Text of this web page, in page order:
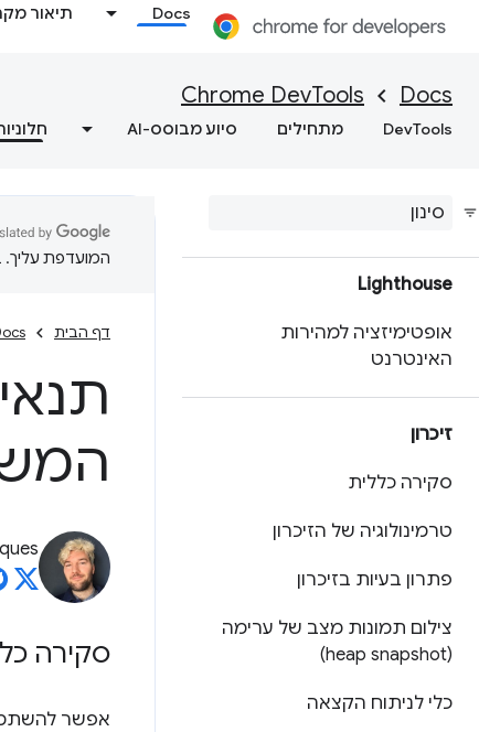
Docs תיאור
Docs
Chrome DevTools
DevTools מתחילים סיוע מבוסס-AI
הביצועים באמצעות API
מקבלים תובנות פרקטיות לגבי
ביצועי האתר
ביצועים
Lighthouse
אופטימיזציה למהירות
האינטרנט
זיכרון
סקירה כללית
טרמינולוגיה של הזיכרון
פתרון בעיות בזיכרון
צילום תמונות מצב של ערימה
(heap snapshot)
כלי לניתוח הקצאה
המועדפת עליך.
דף הבית
סקירה
אפשר